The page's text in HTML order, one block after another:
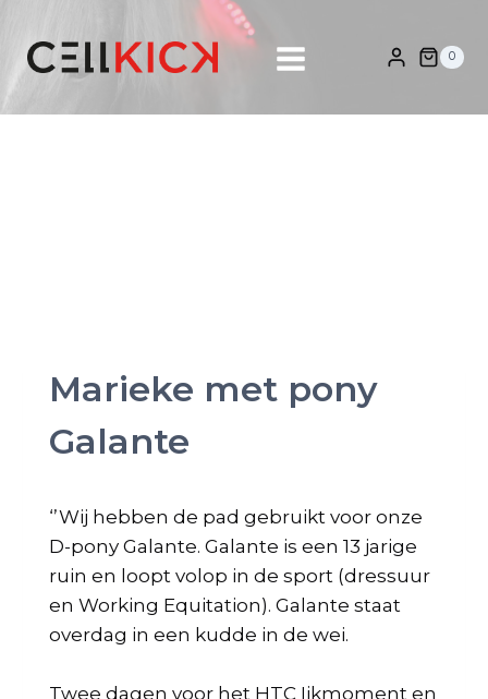
naar
inhoud
0
Marieke met pony
Galante
‘’Wij hebben de pad gebruikt voor onze
D-pony Galante. Galante is een 13 jarige
ruin en loopt volop in de sport (dressuur
en Working Equitation). Galante staat
overdag in een kudde in de wei.
Twee dagen voor het HTC Ijkmoment en